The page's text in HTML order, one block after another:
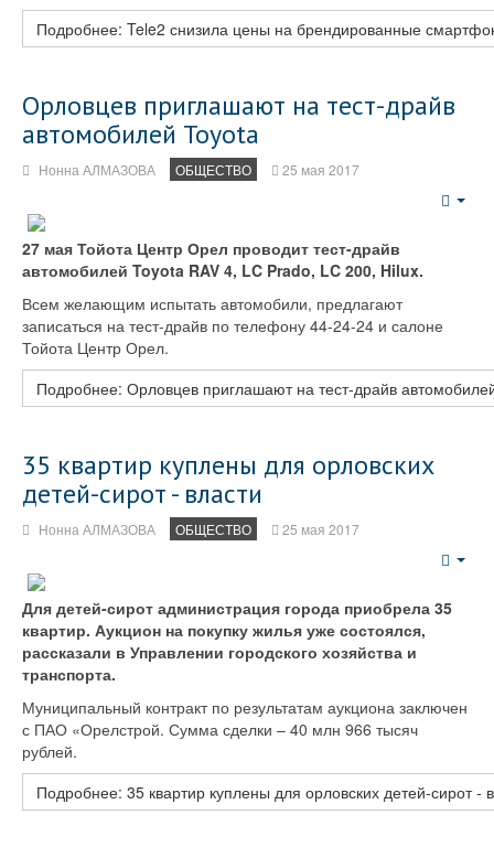
Подробнее: Tele2 снизила цены на брендированные
Орловцев приглашают на тест-драйв
автомобилей Toyota
Нонна АЛМАЗОВА ОБЩЕСТВО 25 мая 2017
27 мая Тойота Центр Орел проводит тест-драйв
автомобилей Toyota RAV 4, LC Prado, LC 200, Hilux.
Всем желающим испытать автомобили, предлагают
записаться на тест-драйв по телефону 44-24-24 и салоне
Тойота Центр Орел.
Подробнее: Орловцев приглашают на тест-драйв
35 квартир куплены для орловских
детей-сирот - власти
Нонна АЛМАЗОВА ОБЩЕСТВО 25 мая 2017
Для детей-сирот администрация города приобрела 35
квартир. Аукцион на покупку жилья уже состоялся,
рассказали в Управлении городского хозяйства и
транспорта.
Муниципальный контракт по результатам аукциона заключен
с ПАО «Орелстрой. Сумма сделки – 40 млн 966 тысяч
рублей.
Подробнее: 35 квартир куплены для орловских детей-сирот -